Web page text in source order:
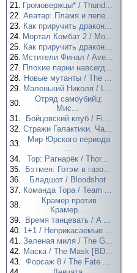
21. Громовержцы* / Thund...
22. Аватар: Пламя и пепе...
23. Как приручить дракон...
24. Мортал Комбат 2 / Mo...
25. Как приручить дракон...
26. Мстители Финал / Ave...
27. Плохие парни навсегд...
28. Новые мутанты / The ...
29. Маленький Николя / L...
30.
Отряд самоубийц:
Мис...
31.
Бойцовский клуб / Fi...
32. Стражи Галактики. Ча...
33.
Мир Юрского периода
...
34.
Тор: Рагнарёк / Thor...
35.
Бэтмен: Готэм в газо...
36.
Бладшот / Bloodshot
37. Команда Тора / Team ...
38.
Крамер против
Крамер...
39.
Время танцевать / A ...
40. 1+1 / Неприкасаемые ...
41. Зеленая миля / The G...
42. Маска / The Mask [BD...
43. Форсаж 8 / The Fate ...